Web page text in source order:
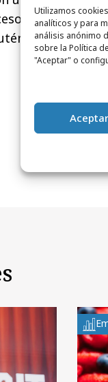
Utilizamos
analíticos y para
análisis anónimo
sobre la Política
"Aceptar" o
Aceptar
de
de la